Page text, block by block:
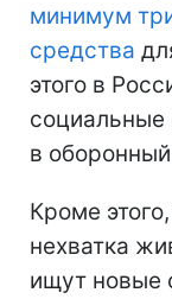
минимум
средства
этого в
социальные
в
Кроме
нехватка
ищут новые